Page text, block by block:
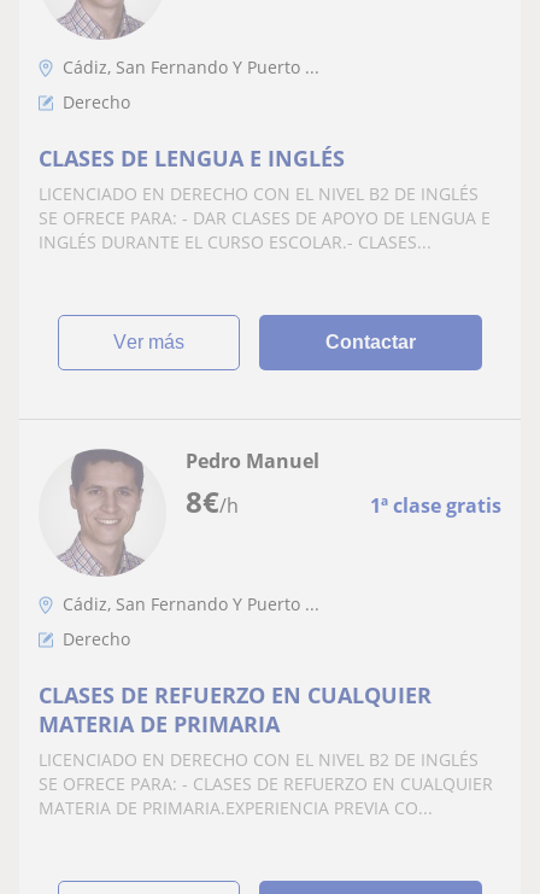
Cádiz, San Fernando Y Puerto ...
Derecho
CLASES DE LENGUA E INGLÉS
LICENCIADO EN DERECHO CON EL NIVEL B2 DE INGLÉS
SE OFRECE PARA: - DAR CLASES DE APOYO DE LENGUA E
INGLÉS DURANTE EL CURSO ESCOLAR.- CLASES...
ver más Contactar
8€/h 1ª clase gratis
Pedro Manuel
Cádiz, San Fernando Y Puerto ...
Derecho
CLASES DE REFUERZO EN CUALQUIER
MATERIA DE PRIMARIA
LICENCIADO EN DERECHO CON EL NIVEL B2 DE INGLÉS
SE OFRECE PARA: - CLASES DE REFUERZO EN CUALQUIER
MATERIA DE PRIMARIA.EXPERIENCIA PREVIA CO...